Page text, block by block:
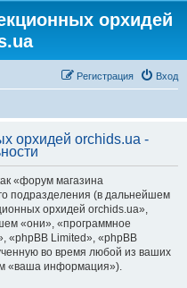
орхидей
Вход
Регистрация
орхидей orchids.ua -
«форум магазина
подразделения (в дальнейшем
орхидей orchids.ua»,
«они», «программное
«phpBB Limited», «phpBB
во время любой из ваших
«ваша информация»).